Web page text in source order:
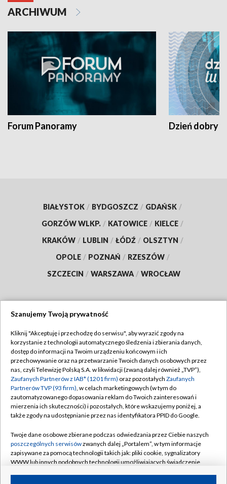
ARCHIWUM
Forum Panoramy Dzień dobry
BIAŁYSTOK / BYDGOSZCZ / GDAŃSK /
GORZÓW WLKP. / KATOWICE / KIELCE /
KRAKÓW / LUBLIN / ŁÓDŹ / OLSZTYN /
OPOLE / POZNAŃ / RZESZÓW /
SZCZECIN / WARSZAWA / WROCŁAW
TVP
Abonament TVP
Emisja w TVP
Centrum informacji TVP
Naziemna Telewizja Cyfrowa
Rada Programowa
System NOS
Informacje o nadawcy
Regulamin TVP
Polityka prywatności
Moje zgody
Pomoc
Kontakt
Kanały
Szanujemy Twoją prywatność
Kliknij "Akceptuję i przechodzę do serwisu", aby wyrazić zgody na
korzystanie z technologii automatycznego śledzenia i zbierania danych,
dostęp do informacji na Twoim urządzeniu końcowym i ich
przechowywanie oraz na przetwarzanie Twoich danych osobowych przez
nas, czyli Telewizję Polską S.A. w likwidacji (zwaną dalej również „TVP”),
Zaufanych Partnerów z IAB* (1201 firm) oraz pozostałych Zaufanych
Partnerów TVP (93 firm), w celach marketingowych (w tym do
zautomatyzowanego dopasowania reklam do Twoich zainteresowań i
mierzenia ich skuteczności) i pozostałych, które wskazujemy poniżej, a
także zgody na udostępnianie przez nas identyfikatora PPID do Google.
Twoje dane osobowe zbierane podczas odwiedzania przez Ciebie naszych
poszczególnych serwisówzwanych dalej „Portalem”, w tym informacje
zapisywane za pomocą technologii takich jak: pliki cookie, sygnalizatory
WWW lub innych podobnych technologii umożliwiających świadczenie